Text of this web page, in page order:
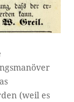
(weil es